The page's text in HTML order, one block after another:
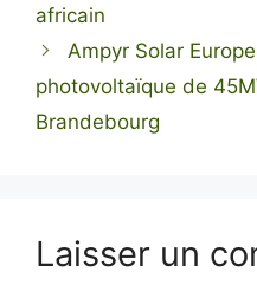
africain
Ampyr Solar
photovoltaïque de
Brandebourg
Laisser un